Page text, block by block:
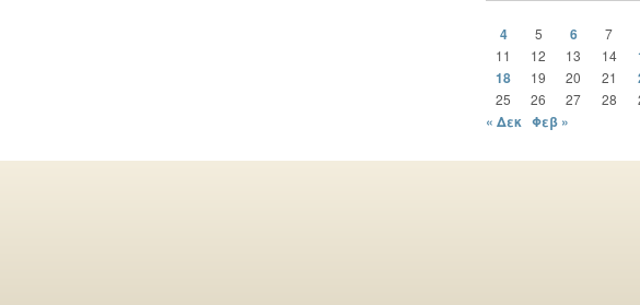
4 5 6 7
11 12 13 14
18
19 20 21
25 26 27 28
« Δεκ Φεβ »